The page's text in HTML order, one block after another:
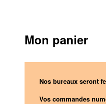
Mon panier
Nos bureaux seront
Vos commandes